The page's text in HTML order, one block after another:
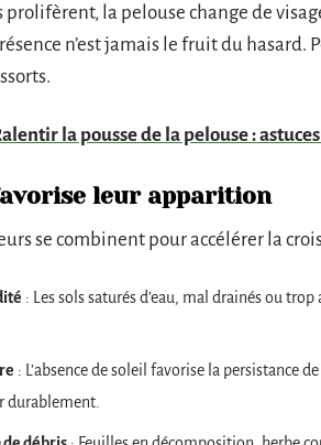
prolifèrent, la pelouse change de
n’est jamais le fruit du hasard.
la pousse de la pelouse :
leur apparition
se combinent pour accélérer la
: Les sols saturés d’eau, mal drainés ou
: L’absence de soleil favorise la persistance
durablement.